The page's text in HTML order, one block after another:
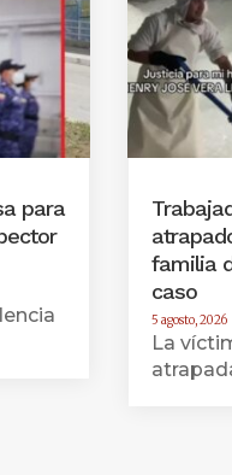
para
familia
caso
5 agosto, 2026
La